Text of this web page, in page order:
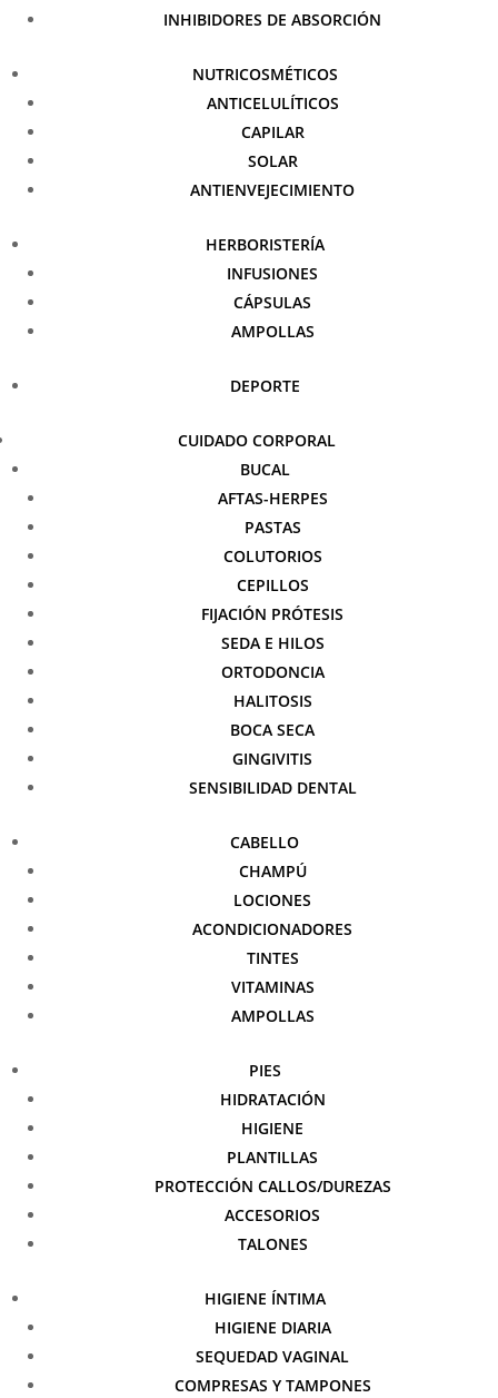
INHIBIDORES DE ABSORCIÓN
NUTRICOSMÉTICOS
ANTICELULÍTICOS
CAPILAR
SOLAR
ANTIENVEJECIMIENTO
HERBORISTERÍA
INFUSIONES
CÁPSULAS
AMPOLLAS
DEPORTE
CUIDADO CORPORAL
BUCAL
AFTAS-HERPES
PASTAS
COLUTORIOS
CEPILLOS
FIJACIÓN PRÓTESIS
SEDA E HILOS
ORTODONCIA
HALITOSIS
BOCA SECA
GINGIVITIS
SENSIBILIDAD DENTAL
CABELLO
CHAMPÚ
LOCIONES
ACONDICIONADORES
TINTES
VITAMINAS
AMPOLLAS
PIES
HIDRATACIÓN
HIGIENE
PLANTILLAS
PROTECCIÓN CALLOS/DUREZAS
ACCESORIOS
TALONES
HIGIENE ÍNTIMA
HIGIENE DIARIA
SEQUEDAD VAGINAL
COMPRESAS Y TAMPONES